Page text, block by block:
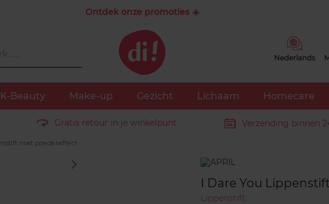
Ontdek onze promoties ☀️
Nederlands
K-Beauty Make-up Gezicht Lichaam Homecare
Gratis retour in je winkelpunt Verzending binnen
met poedereffect
Merk
I Dare You
Lippenstift